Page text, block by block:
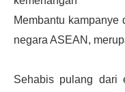
Membantu kampanye
negara ASEAN,
Sehabis pulang dari